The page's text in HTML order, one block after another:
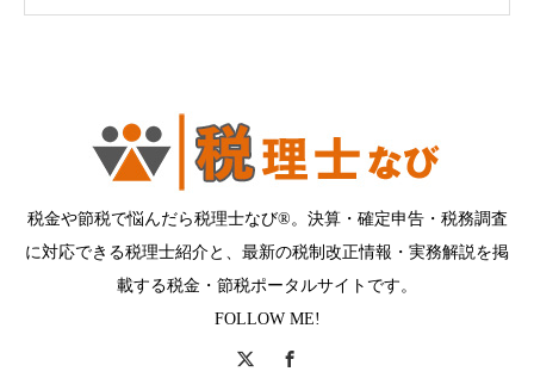
税金や節税で悩んだら税理士なび®。決算・確定申告・税務調査
に対応できる税理士紹介と、最新の税制改正情報・実務解説を掲
載する税金・節税ポータルサイトです。
FOLLOW ME!